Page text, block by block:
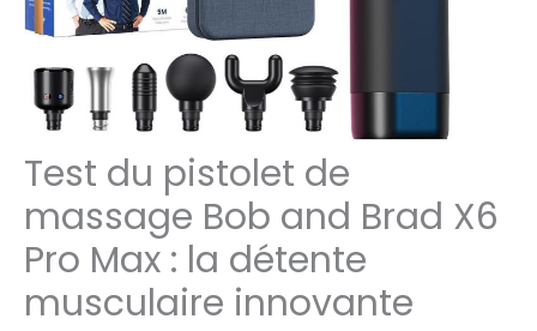
Test du pistolet de
massage Bob and Brad X6
Pro Max : la détente
musculaire innovante